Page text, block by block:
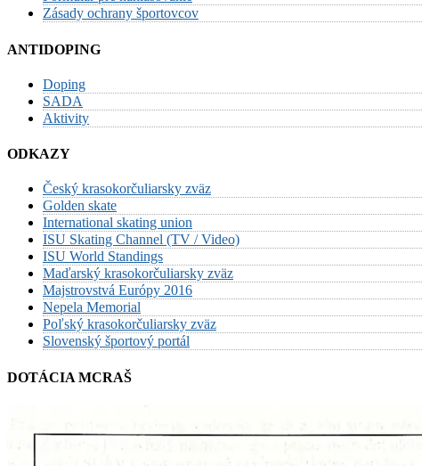
Zásady ochrany športovcov
ANTIDOPING
Doping
SADA
Aktivity
ODKAZY
Český krasokorčuliarsky zväz
Golden skate
International skating union
ISU Skating Channel (TV / Video)
ISU World Standings
Maďarský krasokorčuliarsky zväz
Majstrovstvá Európy 2016
Nepela Memorial
Poľský krasokorčuliarsky zväz
Slovenský športový portál
DOTÁCIA MCRAŠ